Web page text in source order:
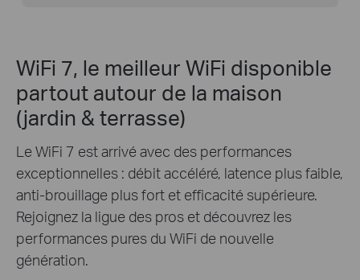
WiFi 7, le meilleur WiFi disponible
partout autour de la maison
(jardin & terrasse)
Le WiFi 7 est arrivé avec des performances
exceptionnelles : débit accéléré, latence plus faible,
anti-brouillage plus fort et efficacité supérieure.
Rejoignez la ligue des pros et découvrez les
performances pures du WiFi de nouvelle
génération.